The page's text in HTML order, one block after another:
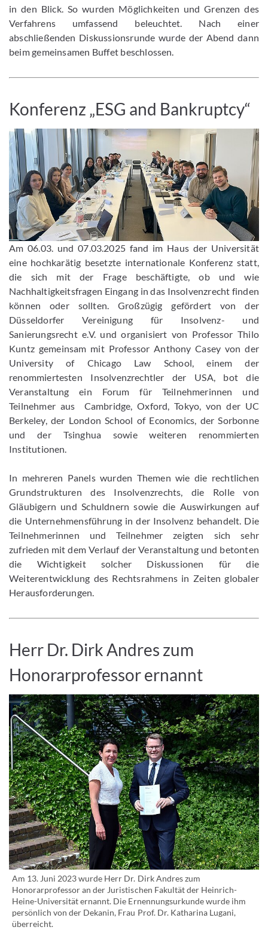
in den Blick. So wurden Möglichkeiten und Grenzen des
Verfahrens umfassend beleuchtet. Nach einer
abschließenden Diskussionsrunde wurde der Abend dann
beim gemeinsamen Buffet beschlossen.
Konferenz „ESG and Bankruptcy“
Am 06.03. und 07.03.2025 fand im Haus der Universität
eine hochkarätig besetzte internationale Konferenz statt,
die sich mit der Frage beschäftigte, ob und wie
Nachhaltigkeitsfragen Eingang in das Insolvenzrecht finden
können oder sollten. Großzügig gefördert von der
Düsseldorfer Vereinigung für Insolvenz- und
Sanierungsrecht e.V. und organisiert von Professor Thilo
Kuntz gemeinsam mit Professor Anthony Casey von der
University of Chicago Law School, einem der
renommiertesten Insolvenzrechtler der USA, bot die
Veranstaltung ein Forum für Teilnehmerinnen und
Teilnehmer aus Cambridge, Oxford, Tokyo, von der UC
Berkeley, der London School of Economics, der Sorbonne
und der Tsinghua sowie weiteren renommierten
Institutionen.
In mehreren Panels wurden Themen wie die rechtlichen
Grundstrukturen des Insolvenzrechts, die Rolle von
Gläubigern und Schuldnern sowie die Auswirkungen auf
die Unternehmensführung in der Insolvenz behandelt. Die
Teilnehmerinnen und Teilnehmer zeigten sich sehr
zufrieden mit dem Verlauf der Veranstaltung und betonten
die Wichtigkeit solcher Diskussionen für die
Weiterentwicklung des Rechtsrahmens in Zeiten globaler
Herausforderungen.
Herr Dr. Dirk Andres zum
Honorarprofessor ernannt
Am 13. Juni 2023 wurde Herr Dr. Dirk Andres zum
Honorarprofessor an der Juristischen Fakultät der Heinrich-
Heine-Universität ernannt. Die Ernennungsurkunde wurde ihm
persönlich von der Dekanin, Frau Prof. Dr. Katharina Lugani,
überreicht.